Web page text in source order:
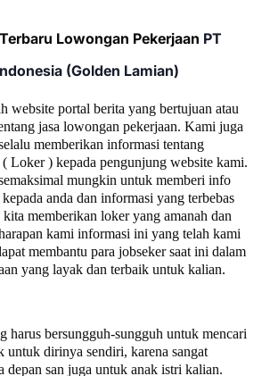
Lowongan Pekerjaan PT
(Golden Lamian)
website portal berita yang bertujuan atau
jasa lowongan pekerjaan. Kami juga
memberikan informasi tentang
Loker ) kepada pengunjung website kami.
mungkin untuk memberi info
anda dan informasi yang terbebas
memberikan loker yang amanah dan
kami informasi ini yang telah kami
membantu para jobseker saat ini dalam
yang layak dan terbaik untuk kalian.
harus bersungguh-sungguh untuk mencari
untuk dirinya sendiri, karena sangat
depan san juga untuk anak istri kalian.